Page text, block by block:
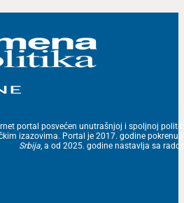
portal posvećen unutrašnjoj i spoljnoj
izazovima. Portal je 2017. godine
Srbija, a od 2025. godine nastavlja sa